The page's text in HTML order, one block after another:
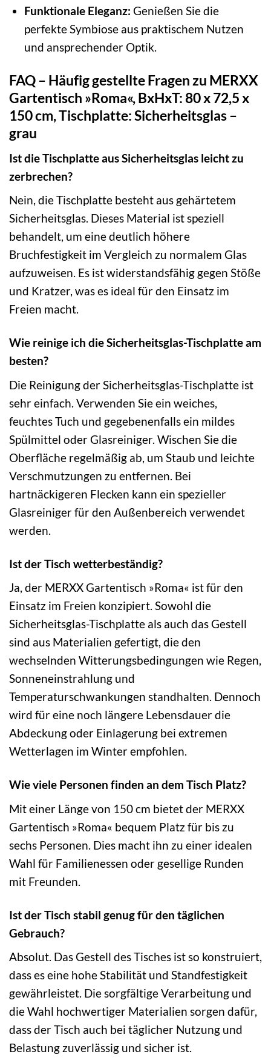
Funktionale Eleganz: Genießen Sie die
perfekte Symbiose aus praktischem Nutzen
und ansprechender Optik.
FAQ – Häufig gestellte Fragen zu MERXX
Gartentisch »Roma«, BxHxT: 80 x 72,5 x
150 cm, Tischplatte: Sicherheitsglas –
grau
Ist die Tischplatte aus Sicherheitsglas leicht zu
zerbrechen?
Nein, die Tischplatte besteht aus gehärtetem
Sicherheitsglas. Dieses Material ist speziell
behandelt, um eine deutlich höhere
Bruchfestigkeit im Vergleich zu normalem Glas
aufzuweisen. Es ist widerstandsfähig gegen Stöße
und Kratzer, was es ideal für den Einsatz im
Freien macht.
Wie reinige ich die Sicherheitsglas-Tischplatte am
besten?
Die Reinigung der Sicherheitsglas-Tischplatte ist
sehr einfach. Verwenden Sie ein weiches,
feuchtes Tuch und gegebenenfalls ein mildes
Spülmittel oder Glasreiniger. Wischen Sie die
Oberfläche regelmäßig ab, um Staub und leichte
Verschmutzungen zu entfernen. Bei
hartnäckigeren Flecken kann ein spezieller
Glasreiniger für den Außenbereich verwendet
werden.
Ist der Tisch wetterbeständig?
Ja, der MERXX Gartentisch »Roma« ist für den
Einsatz im Freien konzipiert. Sowohl die
Sicherheitsglas-Tischplatte als auch das Gestell
sind aus Materialien gefertigt, die den
wechselnden Witterungsbedingungen wie Regen,
Sonneneinstrahlung und
Temperaturschwankungen standhalten. Dennoch
wird für eine noch längere Lebensdauer die
Abdeckung oder Einlagerung bei extremen
Wetterlagen im Winter empfohlen.
Wie viele Personen finden an dem Tisch Platz?
Mit einer Länge von 150 cm bietet der MERXX
Gartentisch »Roma« bequem Platz für bis zu
sechs Personen. Dies macht ihn zu einer idealen
Wahl für Familienessen oder gesellige Runden
mit Freunden.
Ist der Tisch stabil genug für den täglichen
Gebrauch?
Absolut. Das Gestell des Tisches ist so konstruiert,
dass es eine hohe Stabilität und Standfestigkeit
gewährleistet. Die sorgfältige Verarbeitung und
die Wahl hochwertiger Materialien sorgen dafür,
dass der Tisch auch bei täglicher Nutzung und
Belastung zuverlässig und sicher ist.